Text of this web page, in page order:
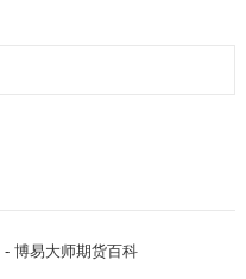
- 博易大师期货百科